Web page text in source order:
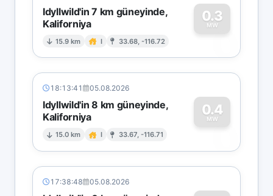
Idyllwild'in 7 km güneyinde,
Kaliforniya
15.9 km I 33.68, -116.72
0.3
MW
0
18:13:41 05.08.2026
Idyllwild'in 8 km güneyinde,
Kaliforniya
15.0 km I 33.67, -116.71
0.4
MW
0
17:38:48 05.08.2026